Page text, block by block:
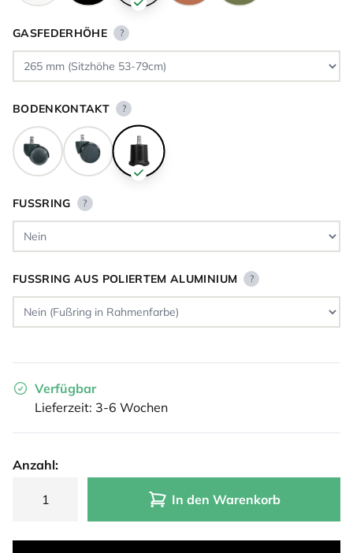
GASFEDERHÖHE ?
BODENKONTAKT ?
FUSSRING ?
FUSSRING AUS POLIERTEM ALUMINIUM ?
Verfügbar
Lieferzeit: 3-6 Wochen
Anzahl:
In den Warenkorb